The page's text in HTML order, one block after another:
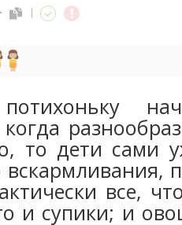
то дети сами
вскармливания,
все,
и супики; и